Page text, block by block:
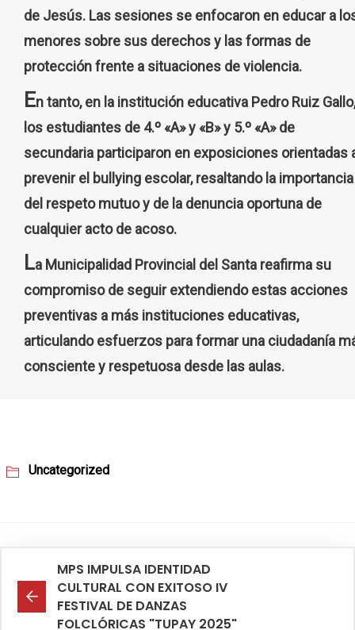
de Jesús. Las sesiones se enfocaron en educar a
menores sobre sus derechos y las formas de
protección frente a situaciones de violencia.
En tanto, en la institución educativa Pedro Ruiz Gallo,
los estudiantes de 4.º «A» y «B» y 5.º «A» de
secundaria participaron en exposiciones orientadas
prevenir el bullying escolar, resaltando la importancia
del respeto mutuo y de la denuncia oportuna de
cualquier acto de acoso.
La Municipalidad Provincial del Santa reafirma su
compromiso de seguir extendiendo estas acciones
preventivas a más instituciones educativas,
articulando esfuerzos para formar una ciudadanía
consciente y respetuosa desde las aulas.
Uncategorized
MPS IMPULSA IDENTIDAD
CULTURAL CON EXITOSO IV
FESTIVAL DE DANZAS
FOLCLÓRICAS "TUPAY 2025"